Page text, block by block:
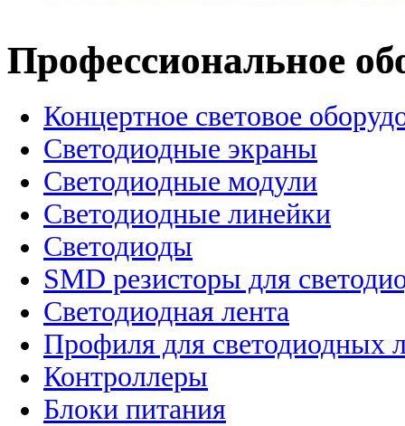
Профессиональное
Концертное световое
Cветодиодные экраны
Светодиодные модули
Светодиодные линейки
Светодиоды
SMD резисторы для
Светодиодная лента
Профиля для светодиодных
Контроллеры
Блоки питания